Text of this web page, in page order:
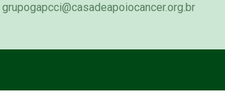
grupogapcci@casadeapoiocancer.org.br